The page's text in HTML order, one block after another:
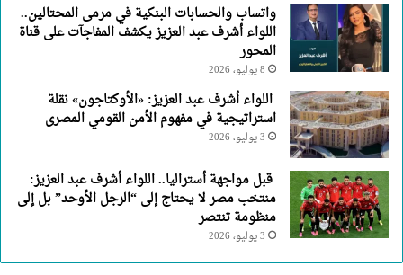
واتساب والحسابات البنكية في مرمى المحتالين..
اللواء أشرف عبد العزيز يكشف المفاجآت على قناة
المحور
8 يوليو، 2026
اللواء أشرف عبد العزيز: «الأوكتاجون» نقلة
استراتيجية في مفهوم الأمن القومي المصرى
3 يوليو، 2026
قبل مواجهة أستراليا.. اللواء أشرف عبد العزيز:
منتخب مصر لا يحتاج إلى “الرجل الأوحد” بل إلى
منظومة تنتصر
3 يوليو، 2026